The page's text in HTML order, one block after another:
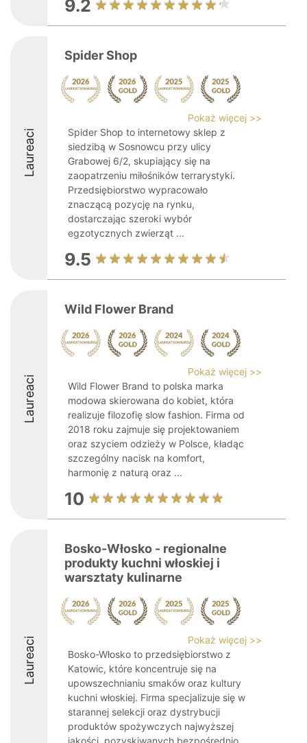
9.2
Laureaci
Spider Shop
Pokaż więcej >>
Spider Shop to internetowy sklep z
siedzibą w Sosnowcu przy ulicy
Grabowej 6/2, skupiający się na
zaopatrzeniu miłośników terrarystyki.
Przedsiębiorstwo wypracowało
znaczącą pozycję na rynku,
dostarczając szeroki wybór
egzotycznych zwierząt ...
9.5
Laureaci
Wild Flower Brand
Pokaż więcej >>
Wild Flower Brand to polska marka
modowa skierowana do kobiet, która
realizuje filozofię slow fashion. Firma od
2018 roku zajmuje się projektowaniem
oraz szyciem odzieży w Polsce, kładąc
szczególny nacisk na komfort,
harmonię z naturą oraz ...
10
Laureaci
Bosko-Włosko - regionalne
produkty kuchni włoskiej i
warsztaty kulinarne
Pokaż więcej >>
Bosko-Włosko to przedsiębiorstwo z
Katowic, które koncentruje się na
upowszechnianiu smaków oraz kultury
kuchni włoskiej. Firma specjalizuje się w
starannej selekcji oraz dystrybucji
produktów spożywczych najwyższej
jakości, pozyskiwanych bezpośrednio